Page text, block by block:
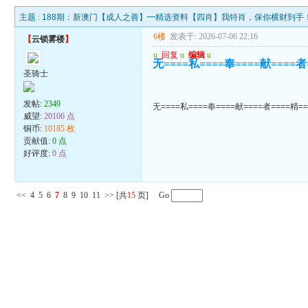
主题 : 188期：新澳门【成人之善】━精选资料【四肖】我特肖，保你横财到手！
【云锁雾楼】
圣骑士
发帖:2349
威望:20106 点
铜币: 10185 枚
贡献值:0 点
好评度:0 点
6楼 发表于: 2026-07-06 22:16
u 回复 u 编辑 u
无====私====奉====献====
无====私====奉====献====者====精
<< 4 5 6 7 8 9 10 11 >> [共15 页] Go